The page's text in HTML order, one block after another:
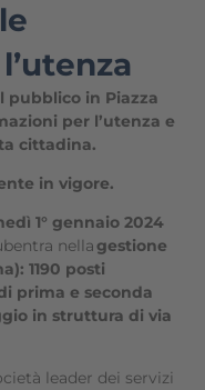
pubblico in Piazza
per l’utenza e
cittadina.
in vigore.
1° gennaio 2024
nellagestione
1190 posti
prima e seconda
in struttura di via
leader dei servizi